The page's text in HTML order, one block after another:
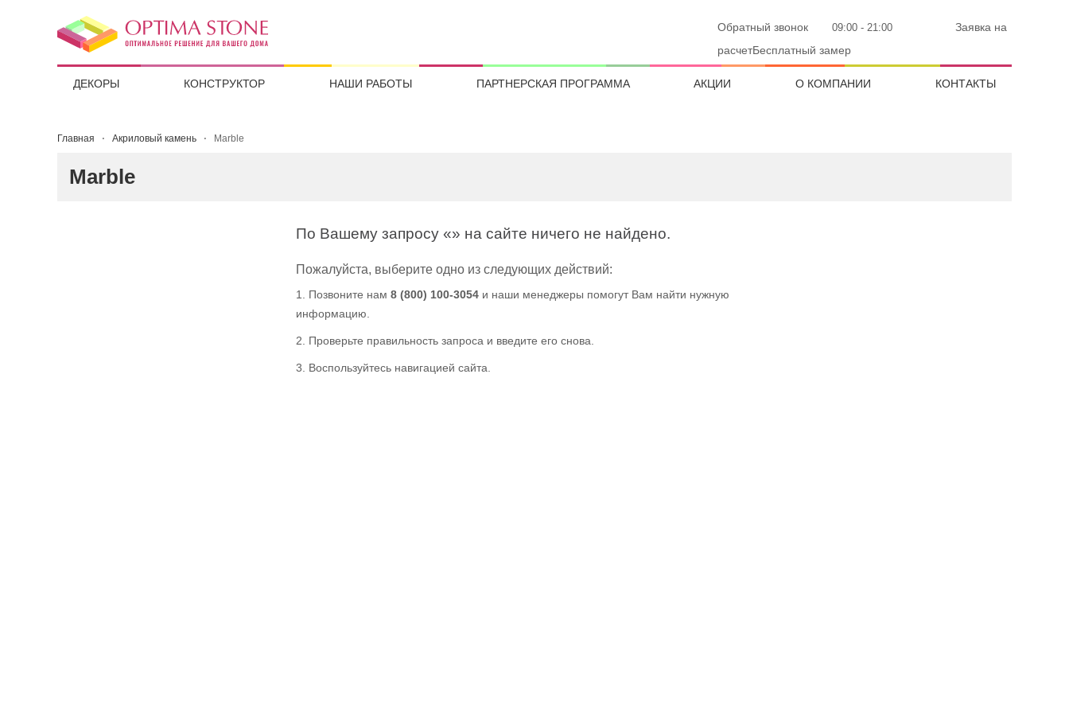
Обратный звонок 09:00 - 21:00
Заявка на
расчетБесплатный замер
ДЕКОРЫ КОНСТРУКТОР НАШИ РАБОТЫ ПАРТНЕРСКАЯ ПРОГРАММА АКЦИИ О КОМПАНИИ КОНТАКТЫ
Главная Акриловый камень Marble
Marble
По Вашему запросу «» на сайте ничего не найдено.
Пожалуйста, выберите одно из следующих действий:
1. Позвоните нам 8 (800) 100-3054 и наши менеджеры помогут Вам найти нужную
информацию.
2. Проверьте правильность запроса и введите его снова.
3. Воспользуйтесь навигацией сайта.